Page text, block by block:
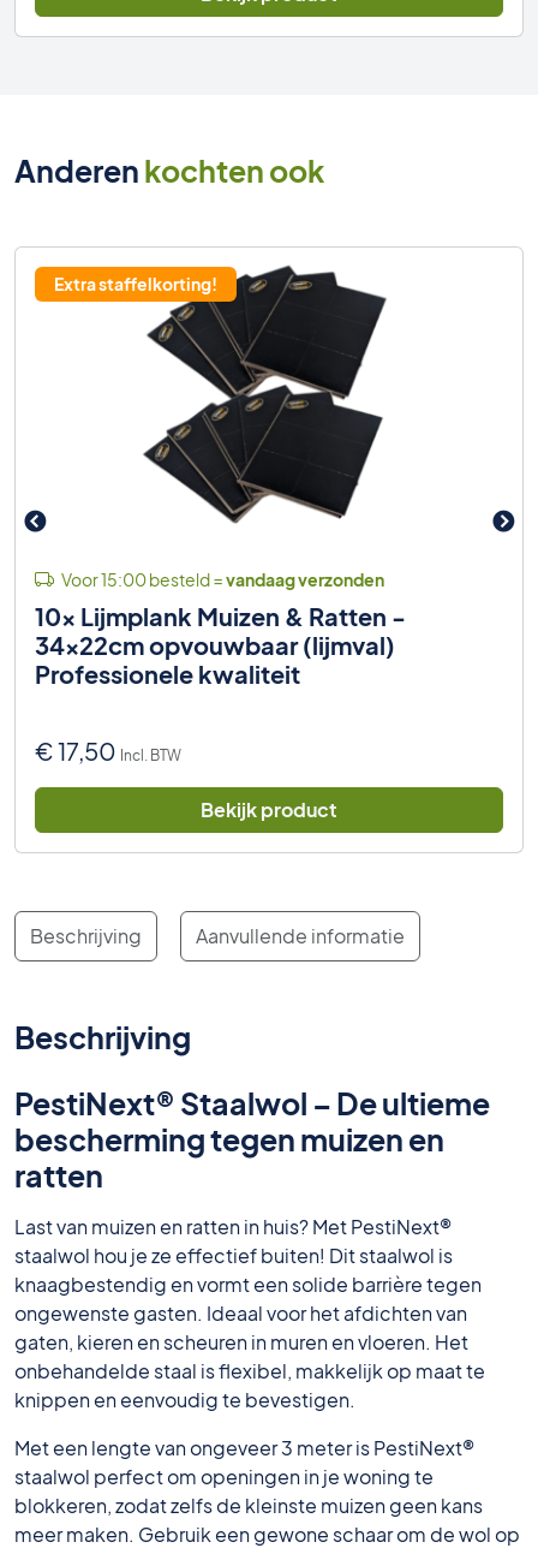
Anderenkochten ook
Extra staffelkorting!
Voor 15:00 besteld =vandaag verzonden
10x Lijmplank Muizen & Ratten -
34x22cm opvouwbaar (lijmval)
Professionele kwaliteit
€17,50 Incl. BTW
Bekijk product
Beschrijving Aanvullende informatie
Beschrijving
PestiNext® Staalwol – De ultieme
bescherming tegen muizen en
ratten
Last van muizen en ratten in huis? Met PestiNext®
staalwol hou je ze effectief buiten! Dit staalwol is
knaagbestendig en vormt een solide barrière tegen
ongewenste gasten. Ideaal voor het afdichten van
gaten, kieren en scheuren in muren en vloeren. Het
onbehandelde staal is flexibel, makkelijk op maat te
knippen en eenvoudig te bevestigen.
Met een lengte van ongeveer 3 meter is PestiNext®
staalwol perfect om openingen in je woning te
blokkeren, zodat zelfs de kleinste muizen geen kans
meer maken. Gebruik een gewone schaar om de wol op